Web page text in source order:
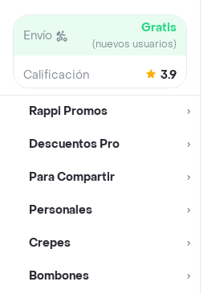
Envío Gratis
(nuevos usuarios)
Calificación 3.9
Rappi Promos
Descuentos Pro
Para Compartir
Personales
Crepes
Bombones